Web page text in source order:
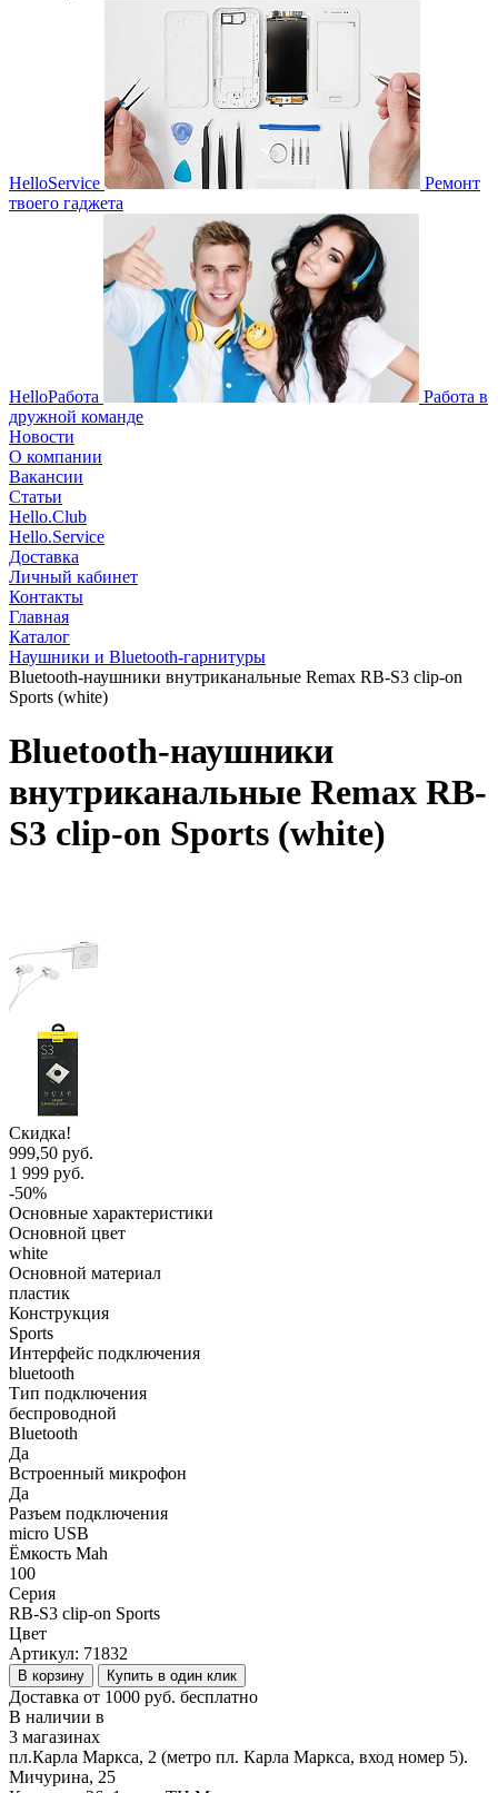
HelloService
Ремонт
твоего гаджета
HelloРабота
Работа в
дружной команде
Новости
О компании
Вакансии
Статьи
Hello.Club
Hello.Service
Доставка
Личный кабинет
Контакты
Главная
Каталог
Наушники и Bluetooth-гарнитуры
Bluetooth-наушники внутриканальные Remax RB-S3 clip-on
Sports (white)
Bluetooth-наушники
внутриканальные Remax RB-
S3 clip-on Sports (white)
Скидка!
999,50 руб.
1 999 руб.
-50%
Основные характеристики
Основной цвет
white
Основной материал
пластик
Конструкция
Sports
Интерфейс подключения
bluetooth
Тип подключения
беспроводной
Bluetooth
Да
Встроенный микрофон
Да
Разъем подключения
micro USB
Ёмкость Mah
100
Серия
RB-S3 clip-on Sports
Цвет
Артикул: 71832
В корзину Купить в один клик
Доставка от 1000 руб. бесплатно
В наличии в
3 магазинах
пл.Карла Маркса, 2 (метро пл. Карла Маркса, вход номер 5).
Мичурина, 25